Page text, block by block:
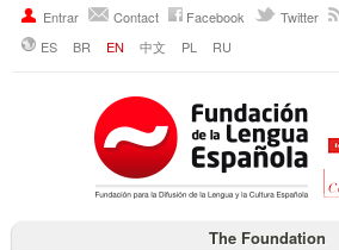
Entrar Contact Facebook Twitter
ES
BR EN 中文 PL RU
The Foundation